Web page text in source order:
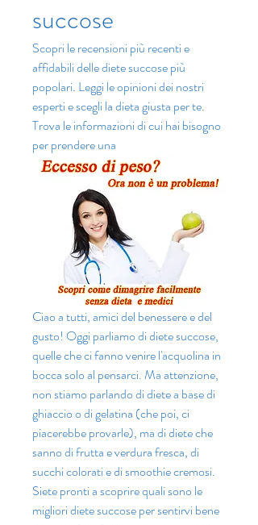
succose
Scopri le recensioni più recenti e
affidabili delle diete succose più
popolari. Leggi le opinioni dei nostri
esperti e scegli la dieta giusta per te.
Trova le informazioni di cui hai bisogno
per prendere una
Ciao a tutti, amici del benessere e del
gusto! Oggi parliamo di diete succose,
quelle che ci fanno venire l'acquolina in
bocca solo al pensarci. Ma attenzione,
non stiamo parlando di diete a base di
ghiaccio o di gelatina (che poi, ci
piacerebbe provarle), ma di diete che
sanno di frutta e verdura fresca, di
succhi colorati e di smoothie cremosi.
Siete pronti a scoprire quali sono le
migliori diete succose per sentirvi bene